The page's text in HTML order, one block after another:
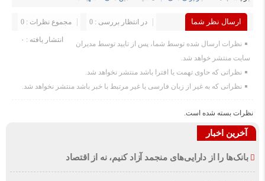
ارسال نظر شما مجموع نظرات : 0 در انتظار بررسی : 0
انتشار یافته : ۰
نظرات ارسال شده توسط شما، پس از تایید توسط مدیران
سایت منتشر خواهد شد.
نظراتی که حاوی تهمت یا افترا باشد منتشر نخواهد شد.
نظراتی که به غیر از زبان فارسی یا غیر مرتبط با خبر باشد منتشر نخواهد شد.
نظرات بسته شده است.
آخرین اخبار
بانک‌ها را از دارایی‌های منجمد آزاد کنیم، نه از اقتصاد